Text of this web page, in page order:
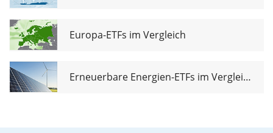
Europa-ETFs im Vergleich
Erneuerbare Energien-ETFs im Vergleich